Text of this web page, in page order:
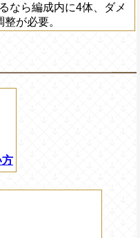
なら編成内に4体、ダメ
が必要。
方